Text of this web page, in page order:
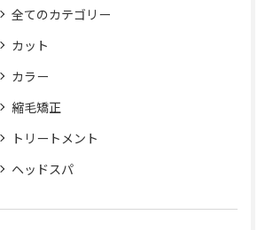
全てのカテゴリー
カット
カラー
縮毛矯正
トリートメント
ヘッドスパ